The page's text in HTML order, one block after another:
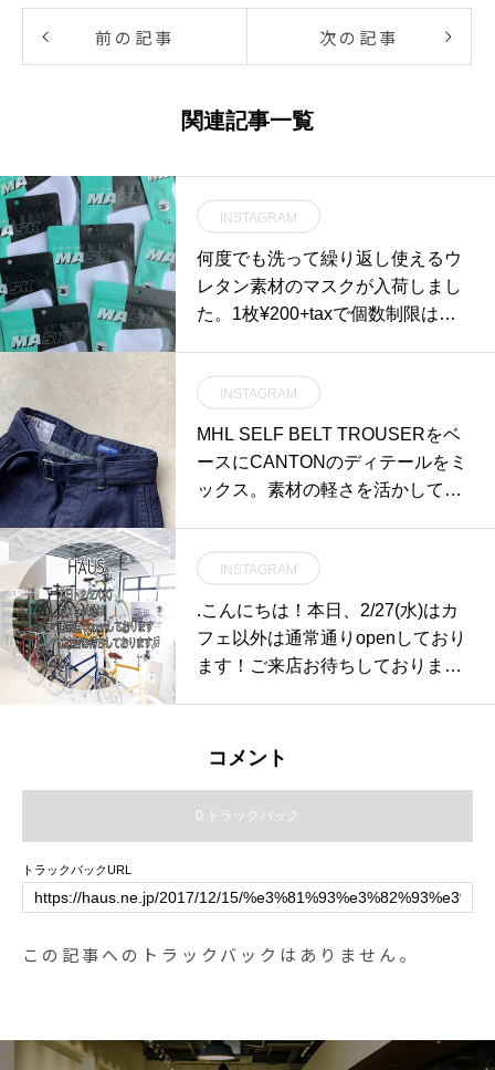
前の記事 次の記事
関連記事一覧
INSTAGRAM
何度でも洗って繰り返し使えるウ
レタン素材のマスクが入荷しまし
た。1枚¥200+taxで個数制限はご
回、お持ちのマスクを長期間清潔
に使い続けるための不織布シート
(50枚入り)もご用意しておりま
す。マスクの内側にセットするだ
クを長持ちさせます。.この他に
も、持っている事で安心できるウ
イルス対策グッズを豊富にご用意
しております。お越しの際は是非
ご覧くださいませ。.#マスク#ウレ
タンマスク #不織布シート#ウイル
ス対策#感染予防#haus #haus_mat
根カフェ #松江旅行#島根旅行#松
INSTAGRAM
MHL SELF BELT TROUSERをベ
ースにCANTONのディテールをミ
ックス。素材の軽さを活かしてリ
で去年の春夏も年代も幅広く好評
だったデニムです。ぜひ、店頭に
てお試しくださいませ。size 26 . 2
7 . 28#MHL #CANTON#denim#ha
INSTAGRAM
.こんにちは！本日、2/27(水)はカ
フェ以外は通常通りopenしており
ます！ご来店お待ちしております
コメント
0 トラックバック
トラックバックURL
この記事へのトラックバックはありません。